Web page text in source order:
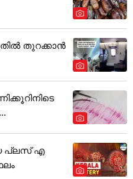
തുറക്കാൻ
പ്ലസ് എ